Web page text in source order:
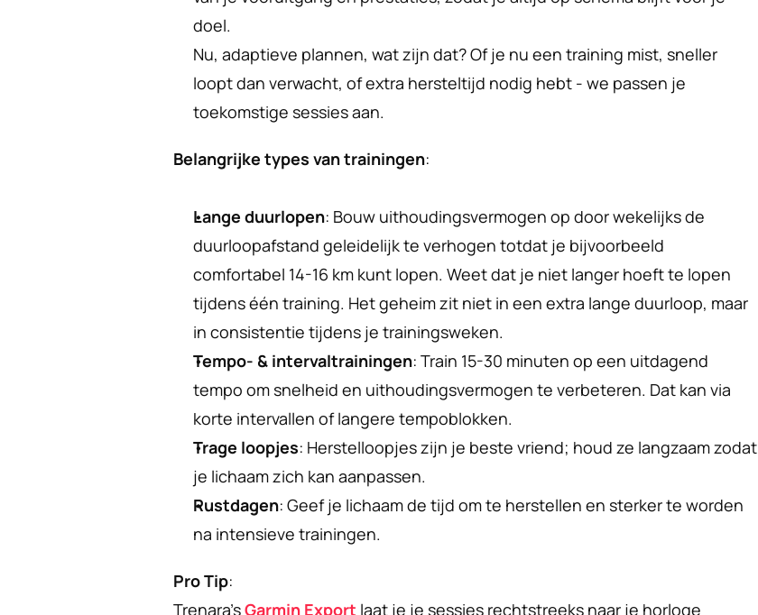
doel.
Nu, adaptieve plannen, wat zijn dat? Of je nu een training mist, sneller
loopt dan verwacht, of extra hersteltijd nodig hebt - we passen je
toekomstige sessies aan.
Belangrijke types van trainingen:
Lange duurlopen: Bouw uithoudingsvermogen op door wekelijks de
duurloopafstand geleidelijk te verhogen totdat je bijvoorbeeld
comfortabel 14-16 km kunt lopen. Weet dat je niet langer hoeft te lopen
tijdens één training. Het geheim zit niet in een extra lange duurloop, maar
in consistentie tijdens je trainingsweken.
Tempo- & intervaltrainingen: Train 15-30 minuten op een uitdagend
tempo om snelheid en uithoudingsvermogen te verbeteren. Dat kan via
korte intervallen of langere tempoblokken.
Trage loopjes: Herstelloopjes zijn je beste vriend; houd ze langzaam zodat
je lichaam zich kan aanpassen.
Rustdagen: Geef je lichaam de tijd om te herstellen en sterker te worden
na intensieve trainingen.
Pro Tip:
Trenara's Garmin Export laat je je sessies rechtstreeks naar je horloge